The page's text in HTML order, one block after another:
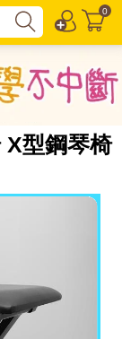
0
X型鋼琴椅